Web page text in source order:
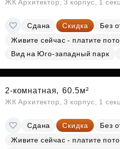
ЖК Архитектор, 3 корпус, 1
Сдана Скидка
Без
Живите сейчас - платите
Вид на Юго-западный парк
2-комнатная, 60.5м²
ЖК Архитектор, 3 корпус, 1
Сдана Скидка
Без
Живите сейчас - платите